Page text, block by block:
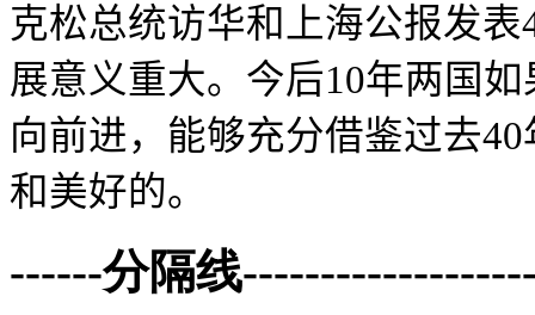
克松总统访华和上海公报发表
展意义重大。今后10年两国
向前进，能够充分借鉴过去40
和美好的。
------分隔线